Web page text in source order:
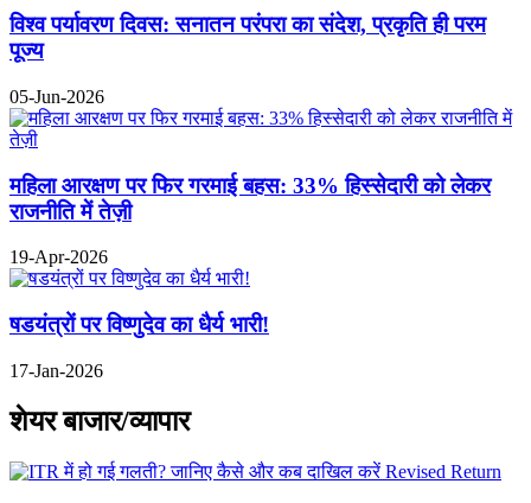
विश्व पर्यावरण दिवस: सनातन परंपरा का संदेश, प्रकृति ही परम
पूज्य
05-Jun-2026
महिला आरक्षण पर फिर गरमाई बहस: 33% हिस्सेदारी को लेकर
राजनीति में तेज़ी
19-Apr-2026
षडयंत्रों पर विष्णुदेव का धैर्य भारी!
17-Jan-2026
शेयर बाजार/व्यापार